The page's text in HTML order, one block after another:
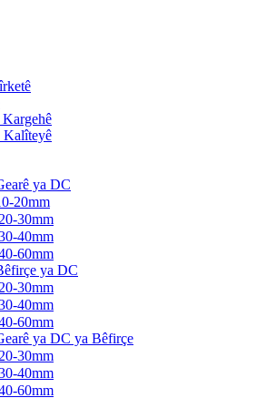
Kalîteyê
ya DC
20mm
30mm
40mm
60mm
ya DC
30mm
40mm
60mm
ya DC ya Bêfirçe
30mm
40mm
60mm